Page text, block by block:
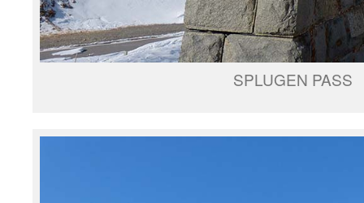
SPLUGEN PASS